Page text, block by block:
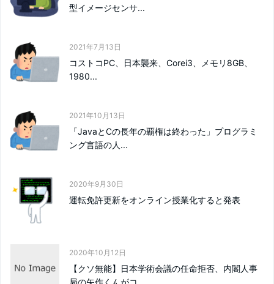
型イメージセンサ...
2021年7月13日
コストコPC、日本襲来、Corei3、メモリ8GB、
1980...
2021年10月13日
「JavaとCの長年の覇権は終わった」プログラミ
ング言語の人...
2020年9月30日
運転免許更新をオンライン授業化すると発表
2020年10月12日
【クソ無能】日本学術会議の任命拒否、内閣人事
局の矢作くんがコ...